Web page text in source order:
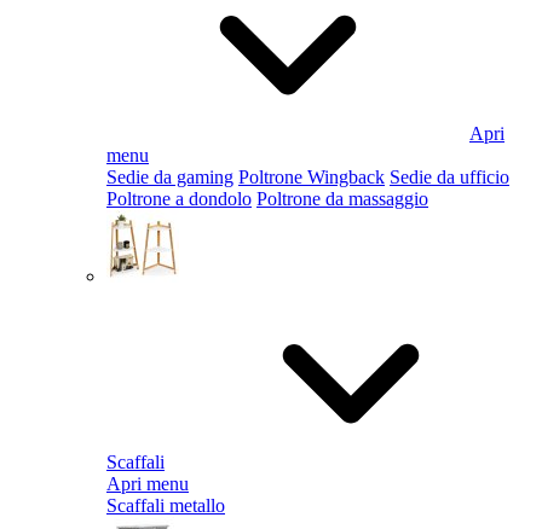
Apri
menu
Sedie da gaming Poltrone Wingback Sedie da ufficio
Poltrone a dondolo Poltrone da massaggio
Scaffali
Apri menu
Scaffali metallo